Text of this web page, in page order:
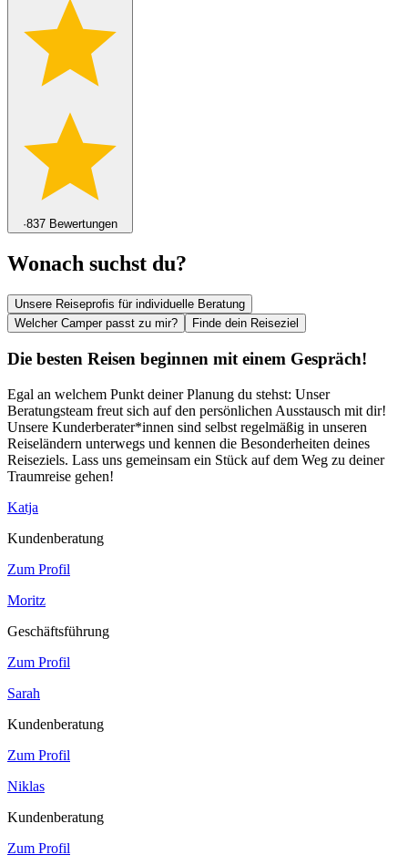
·837 Bewertungen
Wonach suchst du?
Unsere Reiseprofis für individuelle Beratung
Welcher Camper passt zu mir?
Finde dein Reiseziel
Die besten Reisen beginnen mit einem Gespräch!
Egal an welchem Punkt deiner Planung du stehst: Unser
Beratungsteam freut sich auf den persönlichen Ausstausch mit dir!
Unsere Kunderberater*innen sind selbst regelmäßig in unseren
Reiseländern unterwegs und kennen die Besonderheiten deines
Reiseziels. Lass uns gemeinsam ein Stück auf dem Weg zu deiner
Traumreise gehen!
Katja
Kundenberatung
Zum Profil
Moritz
Geschäftsführung
Zum Profil
Sarah
Kundenberatung
Zum Profil
Niklas
Kundenberatung
Zum Profil